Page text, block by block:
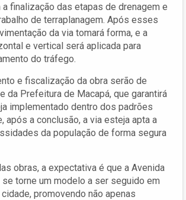
a finalização das etapas de drenagem e
de terraplanagem. Após esses
da via tomará forma, e a
e vertical será aplicada para
do tráfego.
e fiscalização da obra serão de
da Prefeitura de Macapá, que garantirá
implementado dentro dos padrões
após a conclusão, a via esteja apta a
da população de forma segura
obras, a expectativa é que a Avenida
torne um modelo a ser seguido em
promovendo não apenas